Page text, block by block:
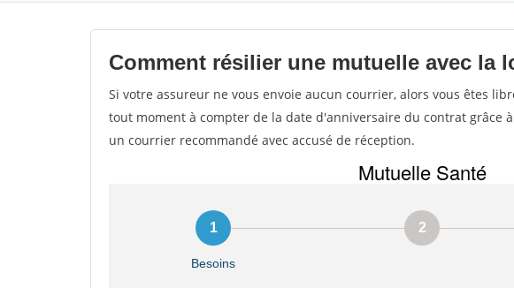
Comment résilier une mutuelle avec la
Si votre assureur ne vous envoie aucun courrier, alors vous êtes
tout moment à compter de la date d'anniversaire du contrat grâce
un courrier recommandé avec accusé de réception.